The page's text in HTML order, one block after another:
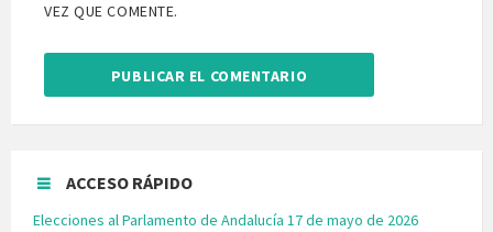
VEZ QUE COMENTE.
ACCESO RÁPIDO
Elecciones al Parlamento de Andalucía 17 de mayo de 2026